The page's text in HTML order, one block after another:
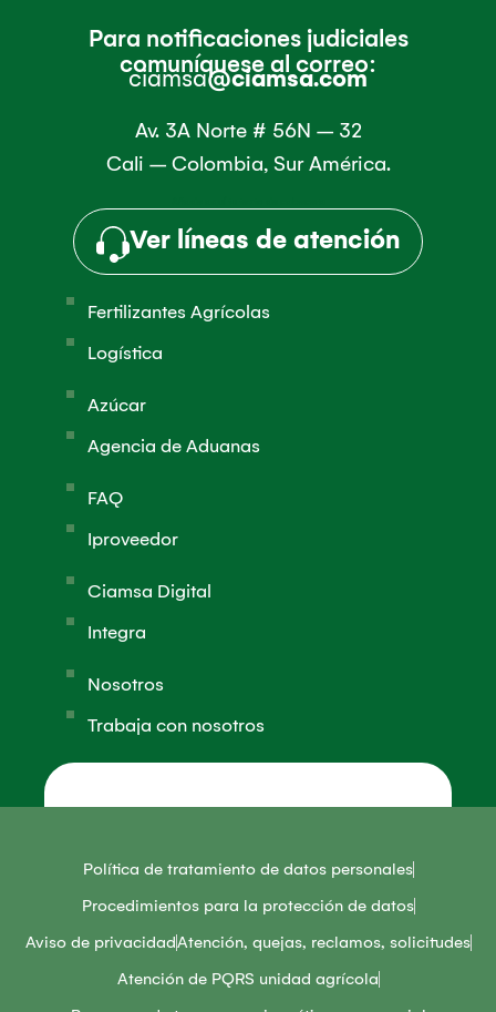
Para notificaciones judiciales
comuníquese al correo:
ciamsa@ciamsa.com
Av. 3A Norte # 56N – 32
Cali – Colombia, Sur América.
Ver líneas de atención
Fertilizantes Agrícolas
Logística
Azúcar
Agencia de Aduanas
FAQ
Iproveedor
Ciamsa Digital
Integra
Nosotros
Trabaja con nosotros
Política de tratamiento de datos personales
Procedimientos para la protección de datos
Aviso de privacidadAtención, quejas, reclamos, solicitudes
Atención de PQRS unidad agrícola